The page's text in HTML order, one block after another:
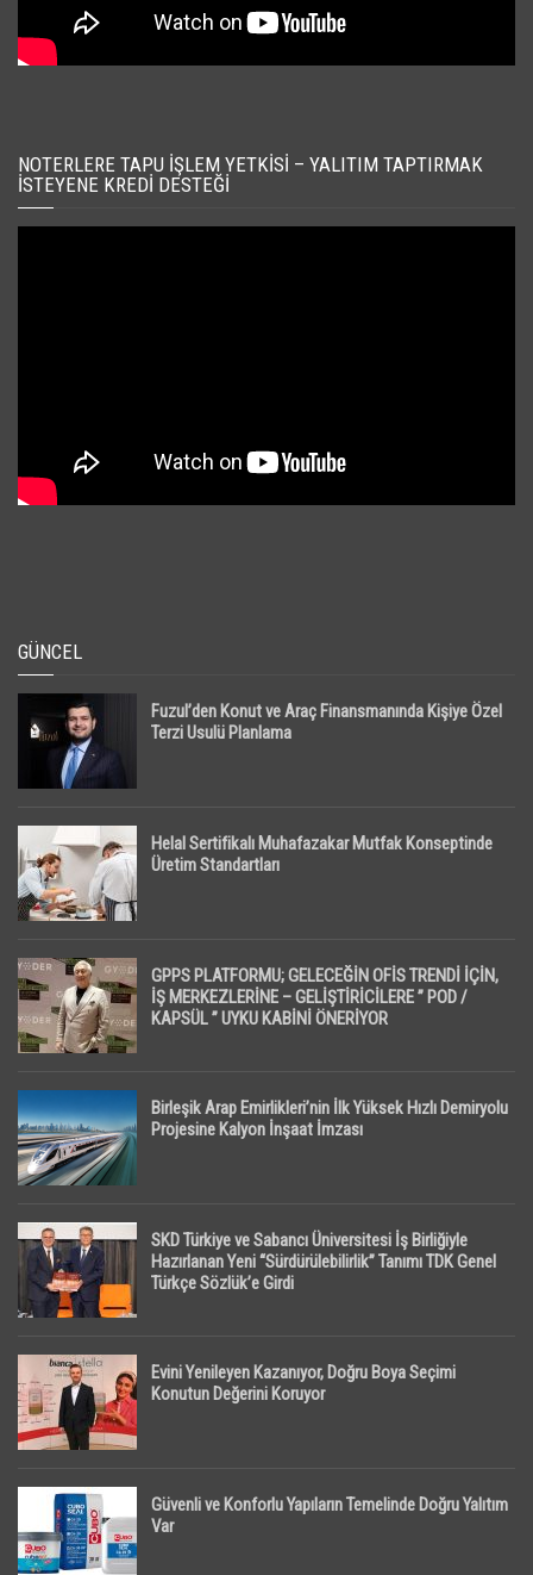
NOTERLERE TAPU İŞLEM YETKISI – YALITIM TAPTIRMAK
İSTEYENE KREDI DESTEĞI
GÜNCEL
Fuzul’den Konut ve Araç Finansmanında Kişiye Özel
Terzi Usulü Planlama
Helal Sertifikalı Muhafazakar Mutfak Konseptinde
Üretim Standartları
GPPS PLATFORMU; GELECEĞİN OFİS TRENDİ İÇİN,
İŞ MERKEZLERİNE – GELİŞTİRİCİLERE ” POD /
KAPSÜL ” UYKU KABİNİ ÖNERİYOR
Birleşik Arap Emirlikleri’nin İlk Yüksek Hızlı Demiryolu
Projesine Kalyon İnşaat İmzası
SKD Türkiye ve Sabancı Üniversitesi İş Birliğiyle
Hazırlanan Yeni “Sürdürülebilirlik” Tanımı TDK Genel
Türkçe Sözlük’e Girdi
Evini Yenileyen Kazanıyor, Doğru Boya Seçimi
Konutun Değerini Koruyor
Güvenli ve Konforlu Yapıların Temelinde Doğru Yalıtım
Var